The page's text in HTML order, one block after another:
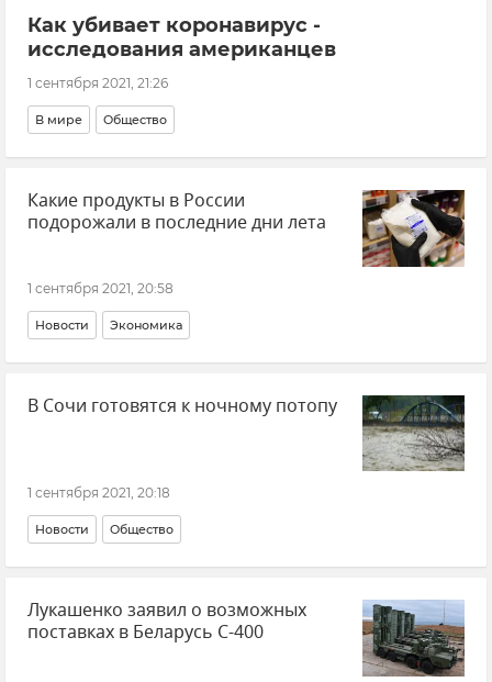
Как убивает коронавирус -
исследования американцев
1 сентября 2021, 21:26
В мире Общество
Какие продукты в России
подорожали в последние дни лета
1 сентября 2021, 20:58
Новости Экономика
В Сочи готовятся к ночному потопу
1 сентября 2021, 20:18
Новости Общество
Лукашенко заявил о возможных
поставках в Беларусь С-400